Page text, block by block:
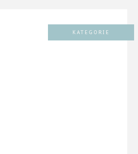
KATEGORIE